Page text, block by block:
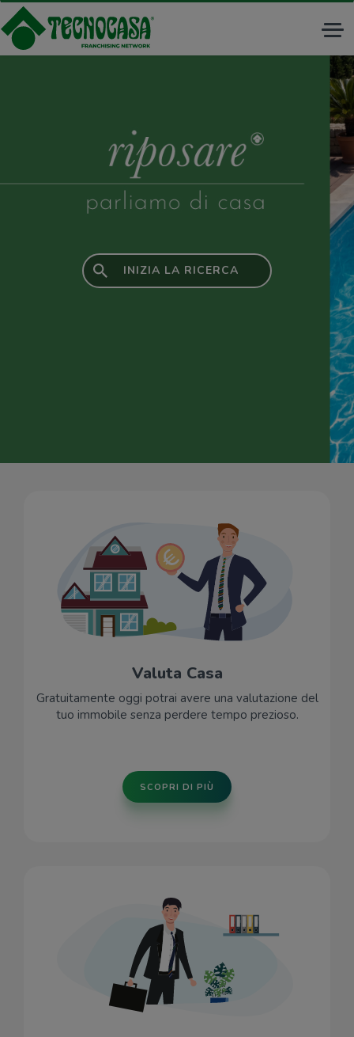
INIZIA LA RICERCA
Valuta Casa
Gratuitamente oggi potrai avere una valutazione del
tuo immobile senza perdere tempo prezioso.
SCOPRI DI PIÙ